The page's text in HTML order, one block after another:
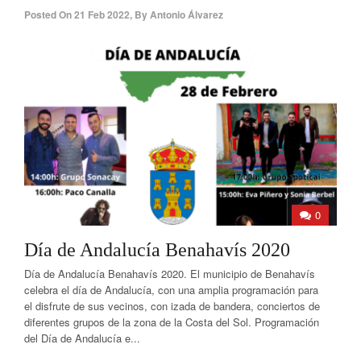
Posted On21 Feb 2022, ByAntonio Álvarez
0
Día de Andalucía Benahavís 2020
Día de Andalucía Benahavís 2020. El municipio de Benahavís
celebra el día de Andalucía, con una amplia programación para
el disfrute de sus vecinos, con izada de bandera, conciertos de
diferentes grupos de la zona de la Costa del Sol. Programación
del Día de Andalucía e...